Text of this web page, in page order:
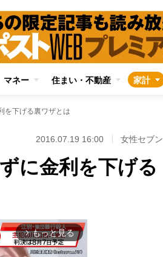
マネー 住まい・不動産 家計
下げる裏ワザとは
2016.07.19 16:00 女性セブン
に金利を下げる
arrow_forward_ios もっと見る